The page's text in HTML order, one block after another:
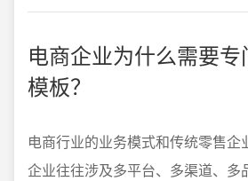
电商企业为什么需要
模板？
电商行业的业务模式和传统零售企
企业往往涉及多平台、多渠道、多